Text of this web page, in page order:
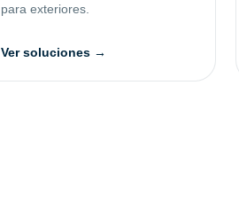
para exteriores.
Ver soluciones →